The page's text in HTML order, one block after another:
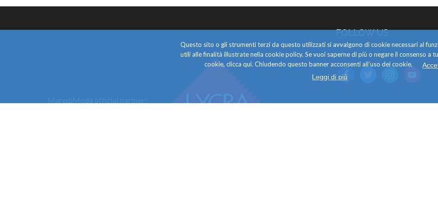
FOLLOW US
facebook
Questo sito o gli strumenti terzi da questo utilizzati si avvalgono di cookie necessari al
utili alle finalità illustrate nella cookie policy. Se vuoi saperne di più o negare il consenso a
cookie, clicca qui. Chiudendo questo banner acconsenti all’uso dei cookie.
Leggi di più